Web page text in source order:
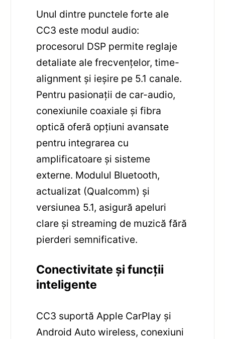
Unul dintre punctele forte ale
CC3 este modul audio:
procesorul DSP permite reglaje
detaliate ale frecvențelor, time-
alignment și ieșire pe 5.1 canale.
Pentru pasionații de car-audio,
conexiunile coaxiale și fibra
optică oferă opțiuni avansate
pentru integrarea cu
amplificatoare și sisteme
externe. Modulul Bluetooth,
actualizat (Qualcomm) și
versiunea 5.1, asigură apeluri
clare și streaming de muzică fără
pierderi semnificative.
Conectivitate și funcții
inteligente
CC3 suportă Apple CarPlay și
Android Auto wireless, conexiuni